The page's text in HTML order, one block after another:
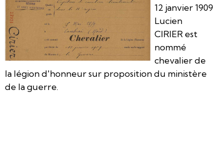
12 janvier 1909
Lucien
CIRIER est
nommé
chevalier de
la légion d'honneur sur proposition du ministère
de la guerre.